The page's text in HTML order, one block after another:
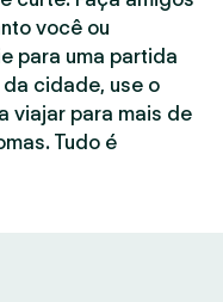
você ou
para uma partida
cidade, use o
viajar para mais de
Tudo é